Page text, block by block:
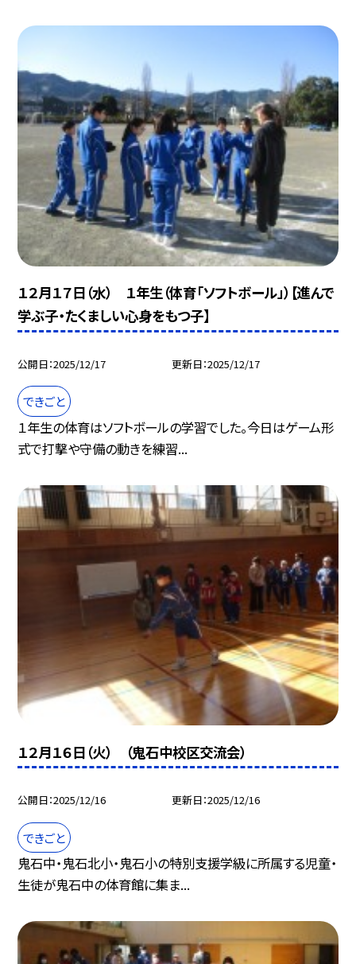
１２月１７日（水） １年生（体育「ソフトボール」）【進んで
学ぶ子・たくましい心身をもつ子】
公開日 2025/12/17 更新日 2025/12/17
できごと
１年生の体育はソフトボールの学習でした。今日はゲーム形
式で打撃や守備の動きを練習...
１２月１６日（火） （鬼石中校区交流会）
公開日 2025/12/16 更新日 2025/12/16
できごと
鬼石中・鬼石北小・鬼石小の特別支援学級に所属する児童・
生徒が鬼石中の体育館に集ま...